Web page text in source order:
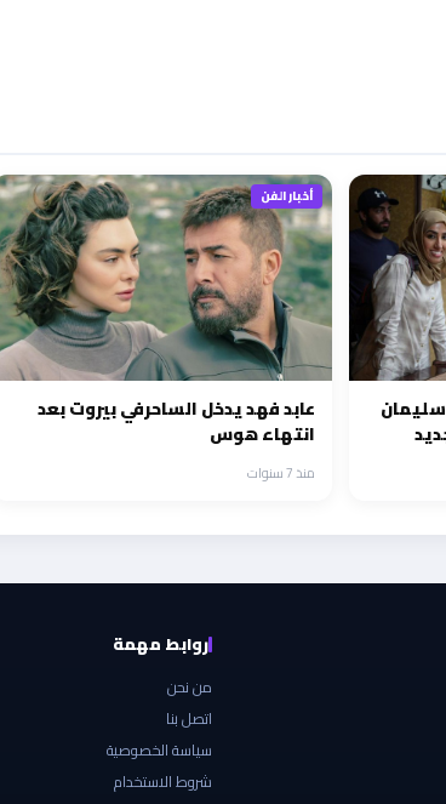
أخبار الفن
عابد فهد يدخل الساحرفي بيروت بعد
انتهاء هوس
منذ 7 سنوات
روابط مهمة
من نحن
اتصل بنا
سياسة الخصوصية
شروط الاستخدام